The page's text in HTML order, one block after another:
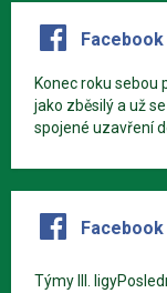
Facebook
Konec roku sebou
jako zběsilý a už
spojené uzavření
Facebook
Týmy III.